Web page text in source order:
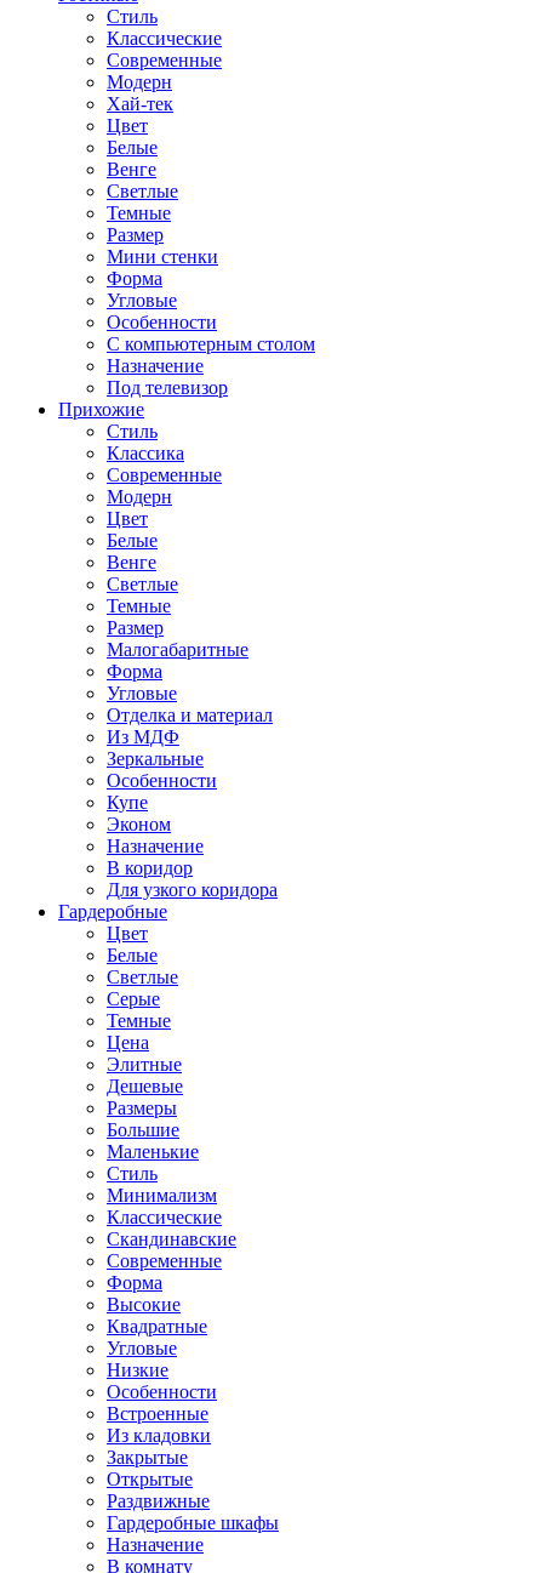
Стиль
Классические
Современные
Модерн
Хай-тек
Цвет
Белые
Венге
Светлые
Темные
Размер
Мини стенки
Форма
Угловые
Особенности
С компьютерным столом
Назначение
Под телевизор
Прихожие
Стиль
Классика
Современные
Модерн
Цвет
Белые
Венге
Светлые
Темные
Размер
Малогабаритные
Форма
Угловые
Отделка и материал
Из МДФ
Зеркальные
Особенности
Купе
Эконом
Назначение
В коридор
Для узкого коридора
Гардеробные
Цвет
Белые
Светлые
Серые
Темные
Цена
Элитные
Дешевые
Размеры
Большие
Маленькие
Стиль
Минимализм
Классические
Скандинавские
Современные
Форма
Высокие
Квадратные
Угловые
Низкие
Особенности
Встроенные
Из кладовки
Закрытые
Открытые
Раздвижные
Гардеробные шкафы
Назначение
В комнату